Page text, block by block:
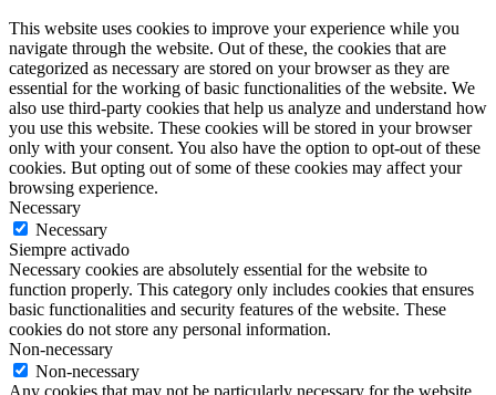
This website uses cookies to improve your experience while you
navigate through the website. Out of these, the cookies that are
categorized as necessary are stored on your browser as they are
essential for the working of basic functionalities of the website. We
also use third-party cookies that help us analyze and understand how
you use this website. These cookies will be stored in your browser
only with your consent. You also have the option to opt-out of these
cookies. But opting out of some of these cookies may affect your
browsing experience.
Necessary
Necessary
Siempre activado
Necessary cookies are absolutely essential for the website to
function properly. This category only includes cookies that ensures
basic functionalities and security features of the website. These
cookies do not store any personal information.
Non-necessary
Non-necessary
Any cookies that may not be particularly necessary for the website